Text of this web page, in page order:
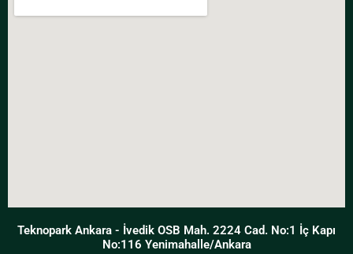
Teknopark Ankara - İvedik OSB Mah. 2224 Cad. No:1 İç Kapı
No:116 Yenimahalle/Ankara